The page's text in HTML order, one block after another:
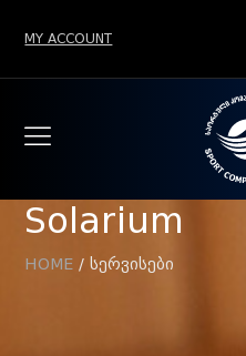
MY ACCOUNT
Solarium
HOME / სერვისები